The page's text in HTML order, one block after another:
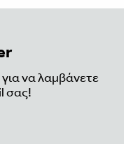
να λαμβάνετε
σας!